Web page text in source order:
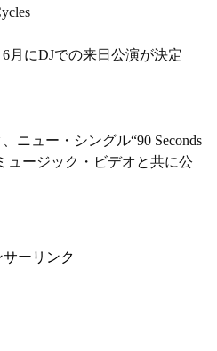
月にDJでの来日公演が決定
ニュー・シングル“90 Seconds
ュージック・ビデオと共に公
サーリンク